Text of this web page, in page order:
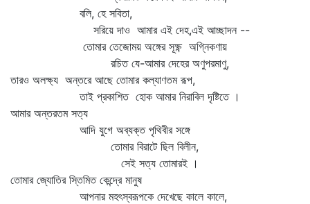
বলি, হে সবিতা,
সরিয়ে দাও আমার এই দেহ,এই আচ্ছাদন --
তোমার তেজোময় অঙ্গের সূক্ষ্ণ অগ্নিকণায়
রচিত যে-আমার দেহের অণুপরমাণু,
তারও অলক্ষ্য অন্তরে আছে তোমার কল্যাণতম রূপ,
তাই প্রকাশিত হোক আমার নিরাবিল দৃষ্টিতে ।
আমার অন্তরতম সত্য
আদি যুগে অব্যক্ত পৃথিবীর সঙ্গে
তোমার বিরাটে ছিল বিলীন,
সেই সত্য তোমারই ।
তোমার জ্যোতির স্তিমিত কেন্দ্রে মানুষ
আপনার মহৎস্বরূপকে দেখেছে কালে কালে,